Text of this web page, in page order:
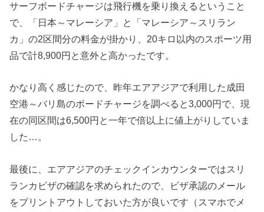
サーフボードチャージは飛行機を乗り換えるということ
で、「日本～マレーシア」と「マレーシア～スリラン
カ」の2区間分の料金が掛かり、20キロ以内のスポーツ用
品で計8,900円と意外と高かったです。
かなり高く感じたので、昨年エアアジアで利用した成田
空港～バリ島のボードチャージを調べると3,000円で、現
在の同区間は6,500円と一年で倍以上に値上がりしていま
した…。
最後に、エアアジアのチェックインカウンターではスリ
ランカビザの確認を求められたので、ビザ承認のメール
をプリントアウトしておいた方が良いです（スマホでメ